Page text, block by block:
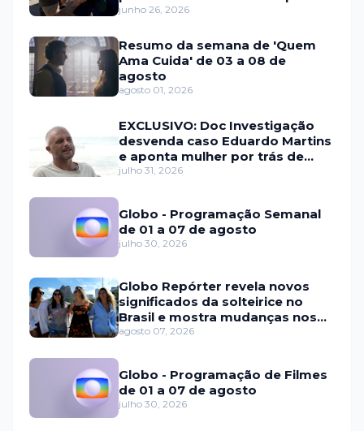
junho 26, 2026
Resumo da semana de 'Quem
Ama Cuida' de 03 a 08 de
agosto
agosto 01, 2026
EXCLUSIVO: Doc Investigação
desvenda caso Eduardo Martins
e aponta mulher por trás de
fraude internacional
julho 31, 2026
Globo - Programação Semanal
de 01 a 07 de agosto
julho 30, 2026
Globo Repórter revela novos
significados da solteirice no
Brasil e mostra mudanças nos
relacionamentos
agosto 07, 2026
Globo - Programação de Filmes
de 01 a 07 de agosto
julho 30, 2026